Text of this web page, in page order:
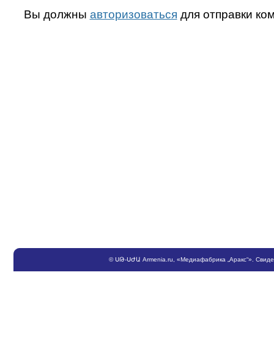
Вы должны авторизоваться для отправки
©ՍԹ-ՍԺԱ Armenia.ru , «Медиафабрика „Аракс“».